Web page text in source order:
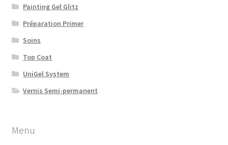
Painting Gel Glitz
Préparation Primer
Soins
Top Coat
UniGel System
Vernis Semi-permanent
Menu